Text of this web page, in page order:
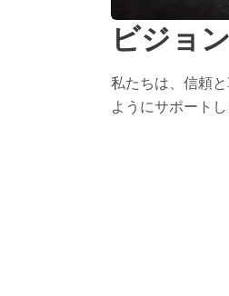
ビジョン
私たちは、信頼
ようにサポートし